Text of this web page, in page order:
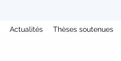
Actualités Thèses soutenues